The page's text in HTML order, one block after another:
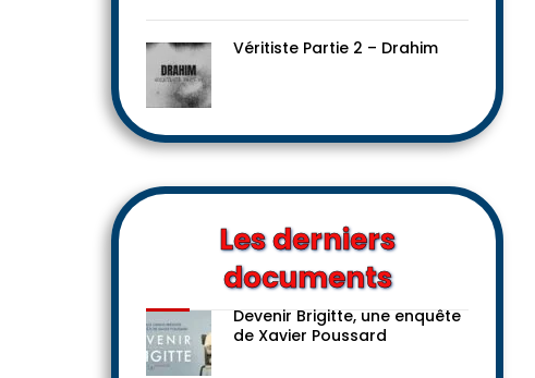
Véritiste Partie 2 – Drahim
Les derniers
documents
Devenir Brigitte, une enquête
de Xavier Poussard